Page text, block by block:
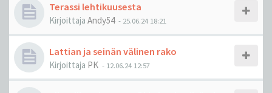
Terassi lehtikuusesta
Kirjoittaja Andy54 - 25.06.24 18:21
Lattian ja seinän välinen rako
Kirjoittaja PK - 12.06.24 12:57